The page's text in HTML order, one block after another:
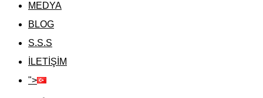
MEDYA
BLOG
S.S.S
İLETİŞİM
">